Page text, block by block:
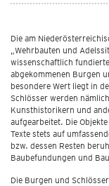
Die am
„Wehrbauten und
wissenschaftlich
abgekommenen Burgen
besondere Wert liegt in
Schlösser werden
Kunsthistorikern und
aufgearbeitet. Die
Texte stets auf
bzw. dessen Resten
Baubefundungen und
Die Burgen und